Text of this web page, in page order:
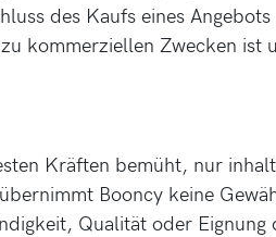
des Kaufs eines
kommerziellen Zwecken ist
Kräften bemüht, nur
Booncy keine
Qualität oder Eignung